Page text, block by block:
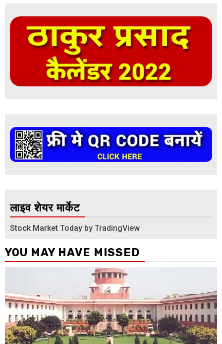
लाइव शेयर मार्केट
Stock Market Today by TradingView
YOU MAY HAVE MISSED